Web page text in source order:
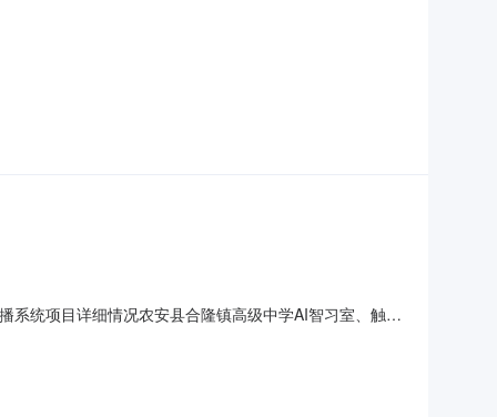
系统项目详细情况农安县合隆镇高级中学AI智习室、触控